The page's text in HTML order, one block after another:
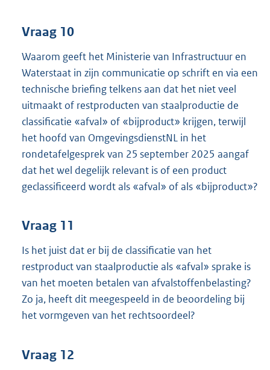
Vraag 10
Waarom geeft het Ministerie van Infrastructuur en
Waterstaat in zijn communicatie op schrift en via een
technische briefing telkens aan dat het niet veel
uitmaakt of restproducten van staalproductie de
classificatie «afval» of «bijproduct» krijgen, terwijl
het hoofd van OmgevingsdienstNL in het
rondetafelgesprek van 25 september 2025 aangaf
dat het wel degelijk relevant is of een product
geclassificeerd wordt als «afval» of als «bijproduct»?
Vraag 11
Is het juist dat er bij de classificatie van het
restproduct van staalproductie als «afval» sprake is
van het moeten betalen van afvalstoffenbelasting?
Zo ja, heeft dit meegespeeld in de beoordeling bij
het vormgeven van het rechtsoordeel?
Vraag 12